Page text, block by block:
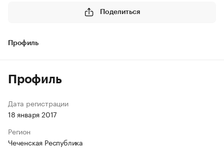
Поделиться
Профиль
Профиль
Дата регистрации
18 января 2017
Регион
Чеченская Республика